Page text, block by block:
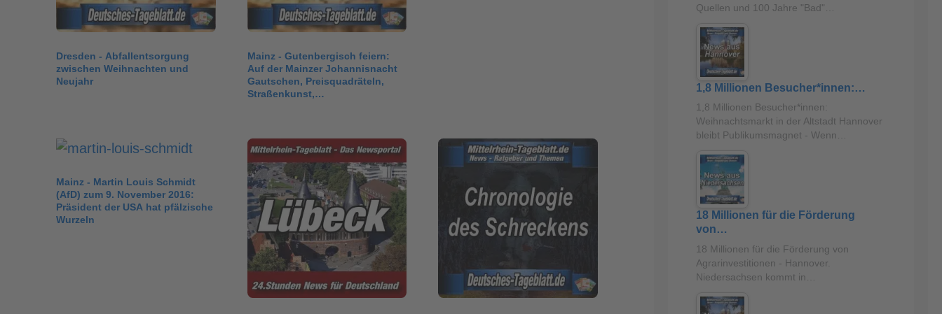
Dresden - Abfallentsorgung
zwischen Weihnachten und
Neujahr
Mainz - Gutenbergisch feiern:
Auf der Mainzer Johannisnacht
Gautschen, Preisquadräteln,
Straßenkunst,…
Mainz - Martin Louis Schmidt
(AfD) zum 9. November 2016:
Präsident der USA hat pfälzische
Wurzeln
Quellen und 100 Jahre "Bad"…
1,8 Millionen Besucher*innen:…
1,8 Millionen Besucher*innen:
Weihnachtsmarkt in der Altstadt Hannover
bleibt Publikumsmagnet - Wenn…
18 Millionen für die Förderung
von…
18 Millionen für die Förderung von
Agrarinvestitionen - Hannover.
Niedersachsen kommt in…